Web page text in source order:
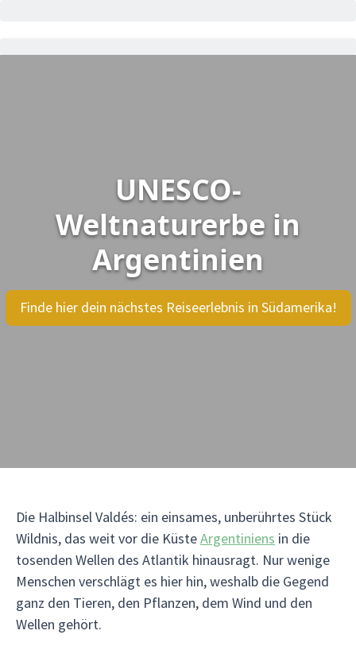
UNESCO-
Weltnaturerbe in
Argentinien
Finde hier dein nächstes Reiseerlebnis in Südamerika!
Die Halbinsel Valdés: ein einsames, unberührtes Stück
Wildnis, das weit vor die KüsteArgentiniens in die
tosenden Wellen des Atlantik hinausragt. Nur wenige
Menschen verschlägt es hier hin, weshalb die Gegend
ganz den Tieren, den Pflanzen, dem Wind und den
Wellen gehört.